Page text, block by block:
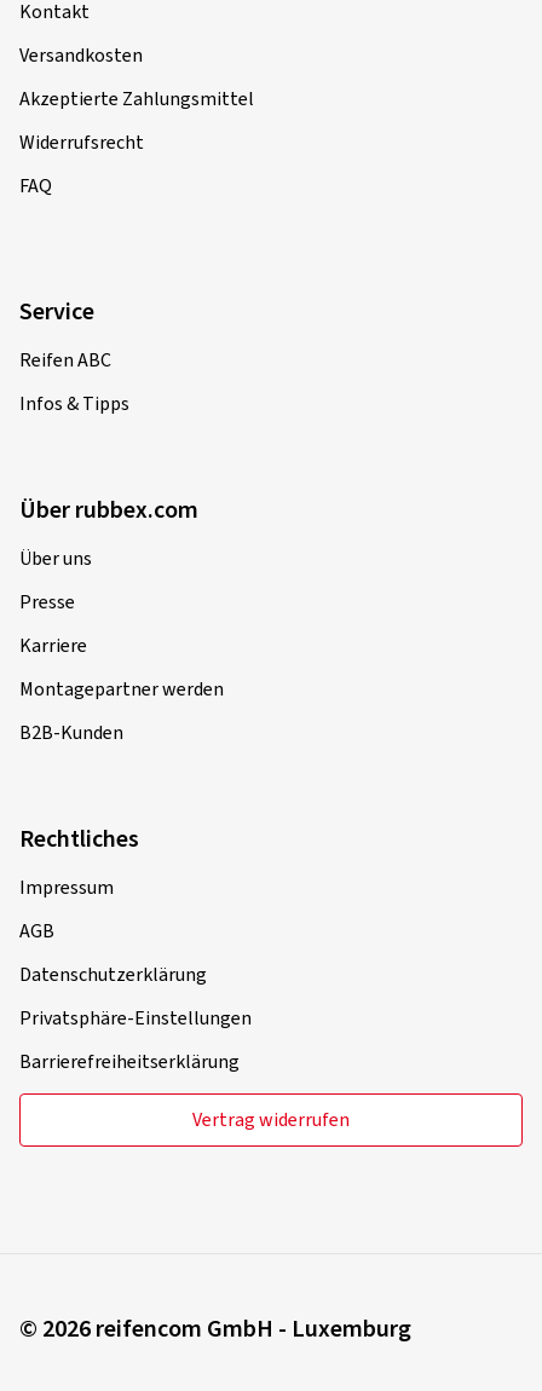
Kontakt
Versandkosten
Akzeptierte Zahlungsmittel
Widerrufsrecht
FAQ
Service
Reifen ABC
Infos & Tipps
Über rubbex.com
Über uns
Presse
Karriere
Montagepartner werden
B2B-Kunden
Rechtliches
Impressum
AGB
Datenschutzerklärung
Privatsphäre-Einstellungen
Barrierefreiheitserklärung
Vertrag widerrufen
© 2026 reifencom GmbH - Luxemburg